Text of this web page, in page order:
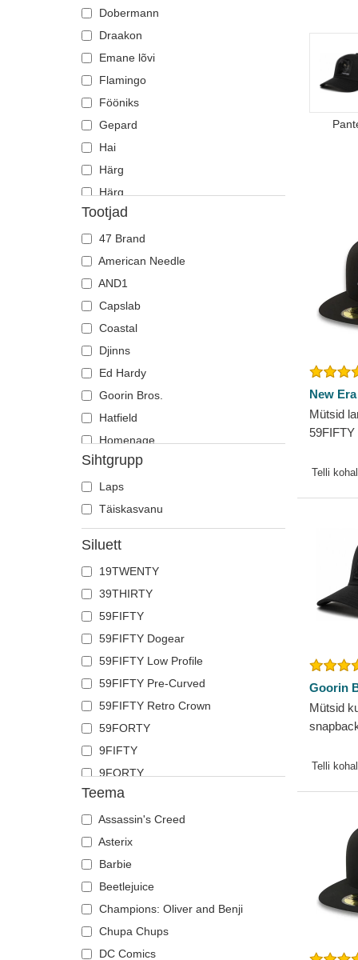
Pruun
Punane
Roheline
Roosa
Sinine
Valge
Violetne
Dobermann
Draakon
Emane lõvi
Flamingo
Fööniks
Gepard
Hai
Härg
Härg
Heeringas
Hiir
Hirv
Hobune
Hüljes
Hunt
Jaaniuss
Jõehobu
Kajakas
Karu
Kass
Kiil
Kits
Koer
Koiott
Kolju
Kotkas
Krabi
Krokodill
Kukk
Labradori retriiver
Lammas
Lehm
Liblikas
Lõvi
Madu
Mesilane
Ninasarvik
Öökull
Orav
Panter
Part
Pegasos
Pesukaru
Tootjad
47 Brand
American Needle
AND1
Capslab
Coastal
Djinns
Ed Hardy
Goorin Bros.
Hatfield
Homenage
Kangol
Kimoa
Mitchell & Ness
New Era
Nike
Oblack
Pica Pica
Polo Ralph Lauren
Superdry
The No.1 Face
Von Dutch
Wheels And Waves
Sihtgrupp
Laps
Täiskasvanu
Siluett
19TWENTY
39THIRTY
59FIFTY
59FIFTY Dogear
59FIFTY Low Profile
59FIFTY Pre-Curved
59FIFTY Retro Crown
59FORTY
9FIFTY
9FORTY
9FORTY APEX
9FORTY M-Crown
9SEVENTY
9TWENTY
A Frame
Casual Classic
E Frame
Open Back
Teema
Assassin's Creed
Asterix
Barbie
Beetlejuice
Champions: Oliver and Benji
Chupa Chups
DC Comics
New Era
Mütsid
59FIFTY
Telli
Goorin
Mütsid
Core
Goorin
Telli